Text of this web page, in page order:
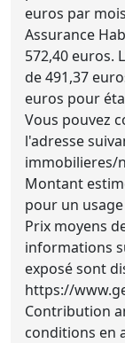
euros par
Assurance
572,40 euros.
de 491,37
euros pour
Vous pouvez
l'adresse
immobilieres/
Montant
pour un
Prix moyens
informations
exposé sont
https://
Contribution
conditions en